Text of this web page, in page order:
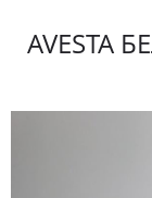
AVESTA